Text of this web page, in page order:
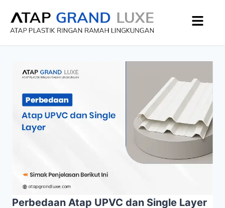
Perbedaan Atap UPVC dan Single Layer